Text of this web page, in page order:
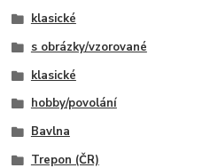
klasické
s obrázky/vzorované
klasické
hobby/povolání
Bavlna
Trepon (ČR)